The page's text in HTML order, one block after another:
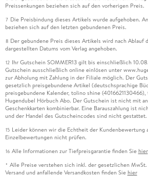
Preissenkungen beziehen sich auf den vorherigen Preis.
7 Die Preisbindung dieses Artikels wurde aufgehoben.
beziehen sich auf den letzten gebundenen Preis.
8 Der gebundene Preis dieses Artikels wird nach Ablauf
dargestellten Datums vom Verlag angehoben.
12 Ihr Gutschein SOMMER13 gilt bis einschließlich
Gutschein ausschließlich online einlösen unter
zur Abholung mit Zahlung in der Filiale möglich. Der
gesetzlich preisgebundene Artikel (deutschsprachige
preisgebundene Kalender, tolino shine
Hugendubel Hörbuch Abo. Der Gutschein ist nicht mit
Geschenkkarten kombinierbar. Eine Barauszahlung ist
und der Handel des Gutscheincodes sind nicht gestattet.
15 Leider können wir die Echtheit der Kundenbewertung
Einzelbewertungen nicht prüfen.
16 Alle Informationen zur Tiefpreisgarantie finden Sie hier
* Alle Preise verstehen sich inkl. der gesetzlichen
Versand und anfallende Versandkosten finden Sie hier